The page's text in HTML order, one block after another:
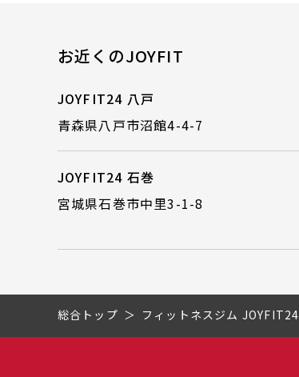
お近くのJOYFIT
JOYFIT24 八戸
青森県八戸市沼館4-4-7
JOYFIT24 石巻
宮城県石巻市中里3-1-8
総合トップ フィットネスジム JOYFIT24